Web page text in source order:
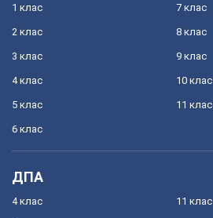
1 клас
2 клас
3 клас
4 клас
5 клас
6 клас
7 клас
8 клас
9 клас
10 клас
11 клас
ДПА
4 клас 11 клас